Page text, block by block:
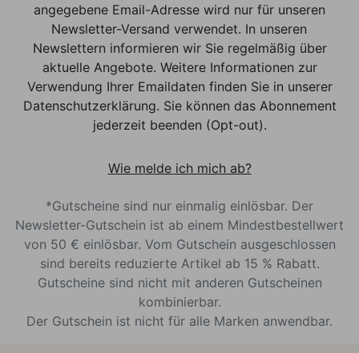
angegebene Email-Adresse wird nur für unseren
Newsletter-Versand verwendet. In unseren
Newslettern informieren wir Sie regelmäßig über
aktuelle Angebote. Weitere Informationen zur
Verwendung Ihrer Emaildaten finden Sie in unserer
Datenschutzerklärung. Sie können das Abonnement
jederzeit beenden (Opt-out).
Wie melde ich mich ab?
*Gutscheine sind nur einmalig einlösbar. Der
Newsletter-Gutschein ist ab einem Mindestbestellwert
von 50 € einlösbar. Vom Gutschein ausgeschlossen
sind bereits reduzierte Artikel ab 15 % Rabatt.
Gutscheine sind nicht mit anderen Gutscheinen
kombinierbar.
Der Gutschein ist nicht für alle Marken anwendbar.